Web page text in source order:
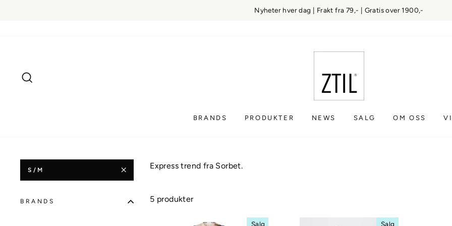
Nyheter hver dag | Frakt fra 79,- | Gratis over 1900,-
BRANDS PRODUKTER NEWS SALG OM OSS
S/M
BRANDS
Express trend fra Sorbet.
5 produkter
Salg Salg